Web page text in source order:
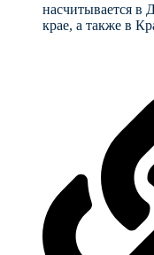
насчитывается в
крае, а также в